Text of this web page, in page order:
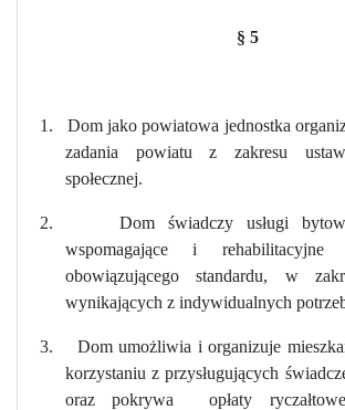
§ 5
1.
Dom jako powiatowa jednostka
zadania powiatu z zakresu
społecznej.
2.
Dom świadczy usługi
wspomagające i
obowiązującego standardu, w
wynikających z indywidualnych
3.
Dom umożliwia i organizuje
korzystaniu z przysługujących
oraz pokrywa
opłaty